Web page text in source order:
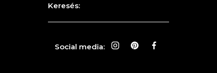
Keresés:
Social media: